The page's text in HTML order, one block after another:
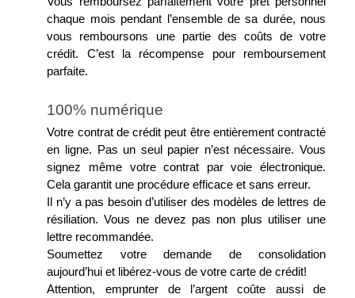
chaque mois pendant l’ensemble de sa durée, nous
vous remboursons une partie des coûts de votre
crédit. C’est la récompense pour remboursement
parfaite.
100% numérique
Votre contrat de crédit peut être entièrement contracté
en ligne. Pas un seul papier n’est nécessaire. Vous
signez même votre contrat par voie électronique.
Cela garantit une procédure efficace et sans erreur.
Il n’y a pas besoin d’utiliser des modèles de lettres de
résiliation. Vous ne devez pas non plus utiliser une
lettre recommandée.
Soumettez votre demande de consolidation
aujourd’hui et libérez-vous de votre carte de crédit!
Attention, emprunter de l’argent coûte aussi de